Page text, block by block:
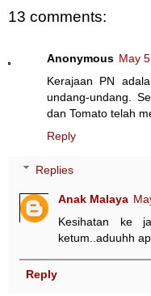
13 comments:
Anonymous May
Kerajaan PN
undang-undang.
dan Tomato telah
Reply
Replies
Anak Malaya
Kesihatan ke
ketum..aduuhh
Reply